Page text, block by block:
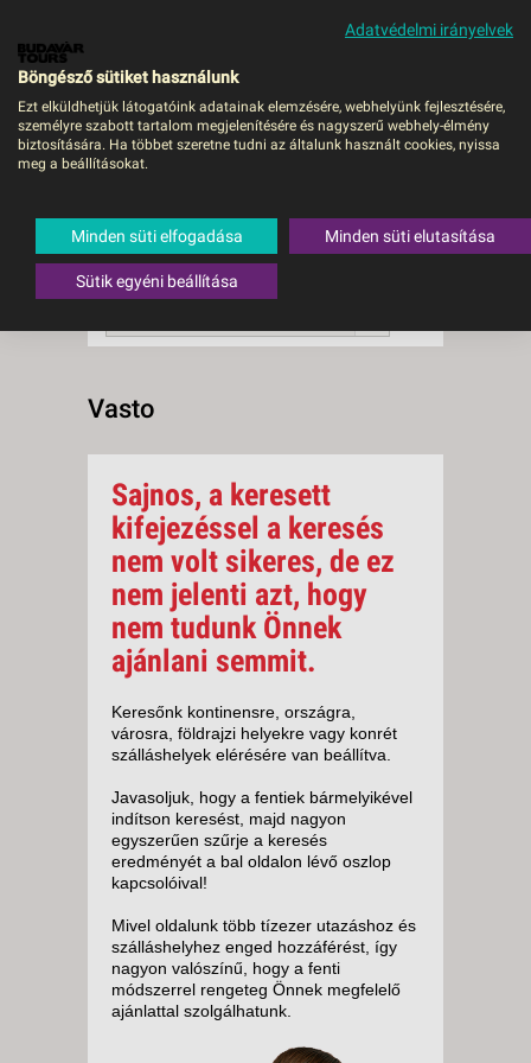
MENÜ
Vasto
megfelelő utazásttaláltunk.
A keresővel tovább szűkítheti a
találati listát!
RENDEZÉS:
Vasto
Sajnos, a keresett
kifejezéssel a keresés
nem volt sikeres, de ez
nem jelenti azt, hogy
nem tudunk Önnek
ajánlani semmit.
Keresőnk kontinensre, országra,
városra, földrajzi helyekre vagy konrét
szálláshelyek elérésére van beállítva.
Javasoljuk, hogy a fentiek bármelyikével
indítson keresést, majd nagyon
egyszerűen szűrje a keresés
eredményét a bal oldalon lévő oszlop
kapcsolóival!
Mivel oldalunk több tízezer utazáshoz és
szálláshelyhez enged hozzáférést, így
nagyon valószínű, hogy a fenti
módszerrel rengeteg Önnek megfelelő
ajánlattal szolgálhatunk.
Adatvédelmi irányelvek
Böngésző sütiket használunk
Ezt elküldhetjük látogatóink adatainak elemzésére, webhelyünk fejlesztésére,
személyre szabott tartalom megjelenítésére és nagyszerű webhely-élmény
biztosítására. Ha többet szeretne tudni az általunk használt cookies, nyissa
meg a beállításokat.
Minden süti elfogadása Minden süti elutasítása
Sütik egyéni beállítása